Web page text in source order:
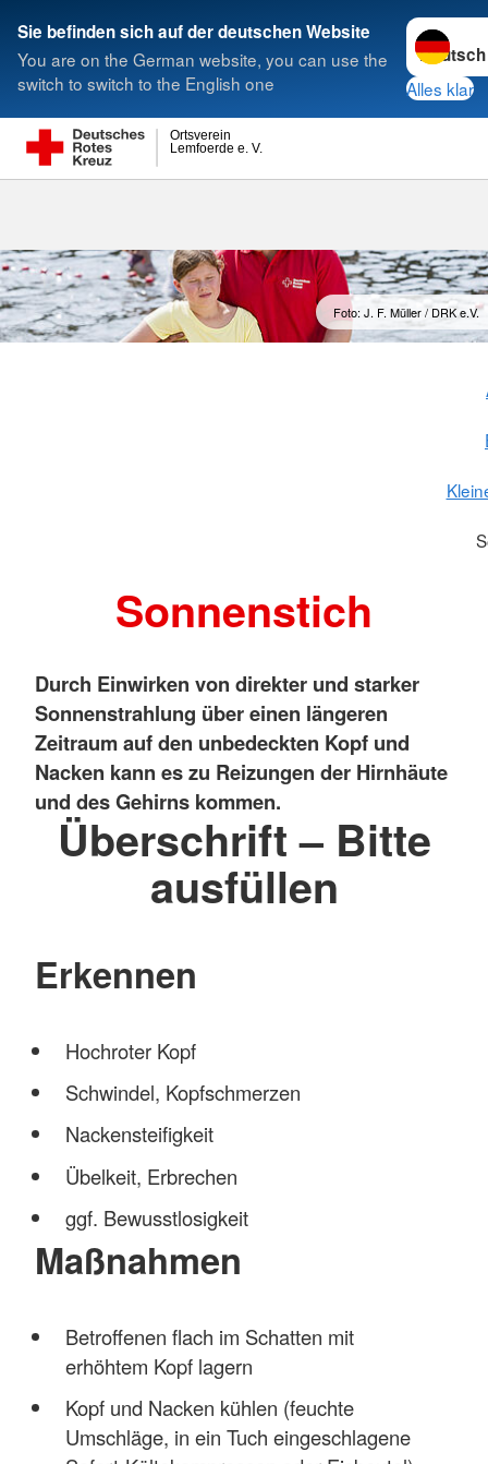
Sie befinden sich auf der deutschen Website
You are on the German website, you can use the
switch to switch to the English one
Sprache
Alles klar
Lemfoerde e. V.
Ortsverein
Suche
Foto: J. F. Müller / DRK e.V.
Sonnenstich
Durch Einwirken von direkter und starker
Sonnenstrahlung über einen längeren
Zeitraum auf den unbedeckten Kopf und
Nacken kann es zu Reizungen der Hirnhäute
und des Gehirns kommen.
Überschrift – Bitte
ausfüllen
Erkennen
Hochroter Kopf
Schwindel, Kopfschmerzen
Nackensteifigkeit
Übelkeit, Erbrechen
ggf. Bewusstlosigkeit
Maßnahmen
Betroffenen flach im Schatten mit
erhöhtem Kopf lagern
Kopf und Nacken kühlen (feuchte
Umschläge, in ein Tuch eingeschlagene